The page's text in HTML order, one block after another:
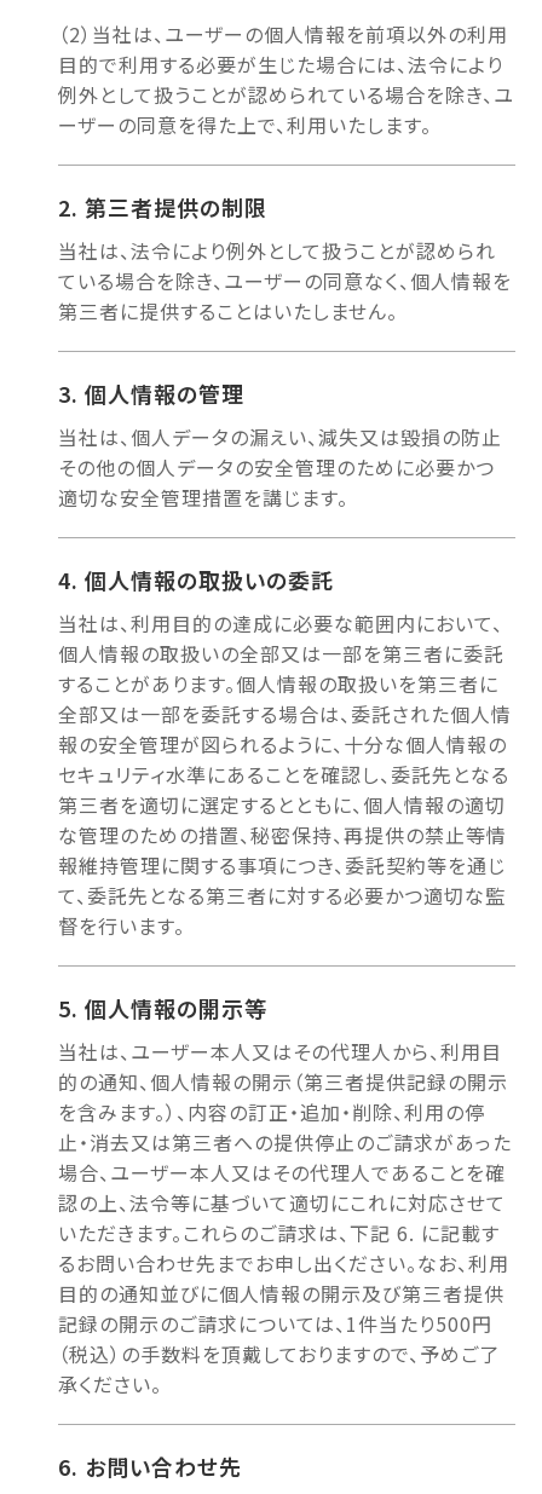
（2）当社は、ユーザーの個人情報を前項以外の利用
目的で利用する必要が生じた場合には、法令により
例外として扱うことが認められている場合を除き、ユ
ーザーの同意を得た上で、利用いたします。
第三者提供の制限
当社は、法令により例外として扱うことが認められ
ている場合を除き、ユーザーの同意なく、個人情報を
第三者に提供することはいたしません。
個人情報の管理
当社は、個人データの漏えい、減失又は毀損の防止
その他の個人データの安全管理のために必要かつ
適切な安全管理措置を講じます。
個人情報の取扱いの委託
当社は、利用目的の達成に必要な範囲内において、
個人情報の取扱いの全部又は一部を第三者に委託
することがあります。個人情報の取扱いを第三者に
全部又は一部を委託する場合は、委託された個人情
報の安全管理が図られるように、十分な個人情報の
セキュリティ水準にあることを確認し、委託先となる
第三者を適切に選定するとともに、個人情報の適切
な管理のための措置、秘密保持、再提供の禁止等情
報維持管理に関する事項につき、委託契約等を通じ
て、委託先となる第三者に対する必要かつ適切な監
督を行います。
個人情報の開示等
当社は、ユーザー本人又はその代理人から、利用目
的の通知、個人情報の開示（第三者提供記録の開示
を含みます。）、内容の訂正・追加・削除、利用の停
止・消去又は第三者への提供停止のご請求があった
場合、ユーザー本人又はその代理人であることを確
認の上、法令等に基づいて適切にこれに対応させて
いただきます。これらのご請求は、下記 6. に記載す
るお問い合わせ先までお申し出ください。なお、利用
目的の通知並びに個人情報の開示及び第三者提供
記録の開示のご請求については、1件当たり500円
（税込）の手数料を頂戴しておりますので、予めご了
承ください。
お問い合わせ先